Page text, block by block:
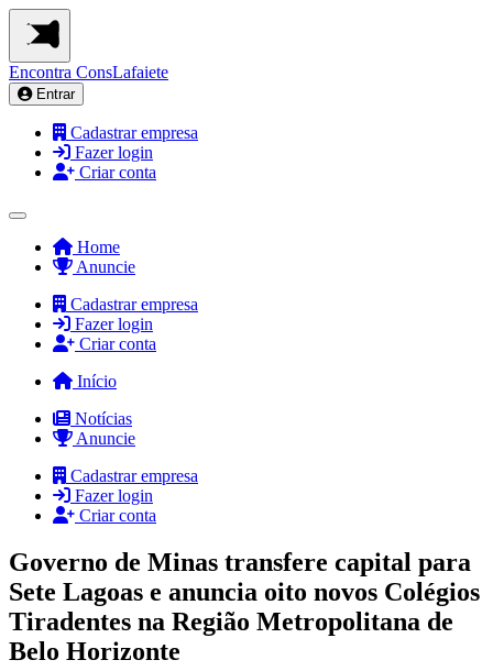
Encontra ConsLafaiete
Entrar
Cadastrar empresa
Fazer login
Criar conta
Home
Anuncie
Cadastrar empresa
Fazer login
Criar conta
Início
Notícias
Anuncie
Cadastrar empresa
Fazer login
Criar conta
Governo de Minas transfere capital para
Sete Lagoas e anuncia oito novos Colégios
Tiradentes na Região Metropolitana de
Belo Horizonte